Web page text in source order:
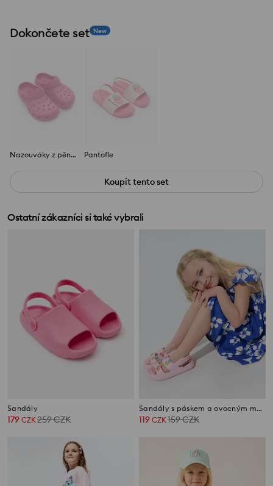
Dokončete set New
Nazouváky z pěnového materiálu s páskem na patě Pantofle
Koupit tento set
Ostatní zákazníci si také vybrali
Sandály
179 CZK259CZK
Sandály s páskem a ovocným motivem
119 CZK159CZK